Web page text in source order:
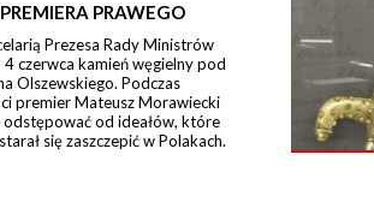
PRAWEGO
Prezesa Rady Ministrów
4 czerwca kamień węgielny pod
Olszewskiego. Podczas
premier Mateusz Morawiecki
odstępować od ideałów, które
się zaszczepić w Polakach.